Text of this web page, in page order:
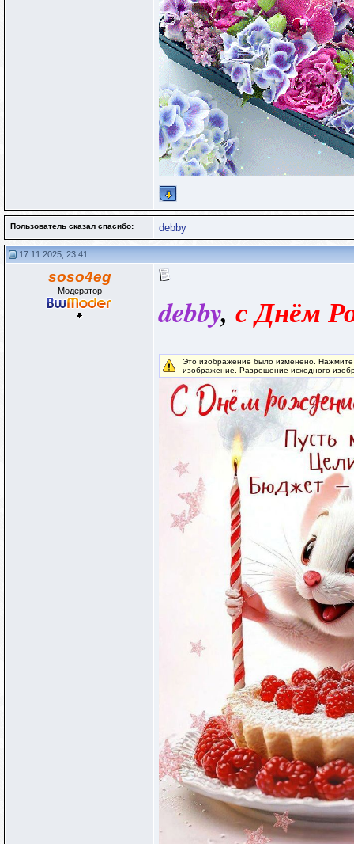
Пользователь сказал cпасибо: debby
17.11.2025, 23:41
soso4eg
Модератор
debby, с Днём
Это изображение было изменено. Нажмите
изображение. Разрешение исходного